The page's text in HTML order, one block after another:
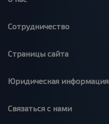
Сотрудничество
Страницы сайта
Юридическая информация
Связаться с нами